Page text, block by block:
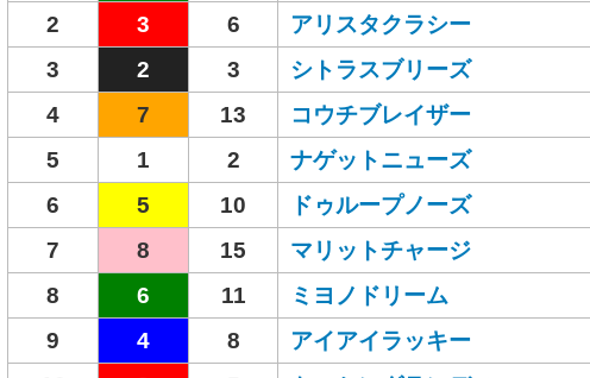
2
3 6 アリスタクラシー
3
2 3 シトラスブリーズ
4
7 13 コウチブレイザー
5
1 2 ナゲットニューズ
6
5 10 ドゥループノーズ
7
8 15 マリットチャージ
8
6 11 ミヨノドリーム
9
4 8 アイアイラッキー